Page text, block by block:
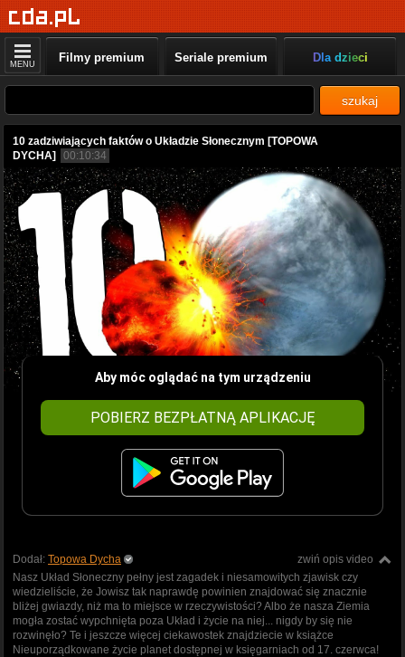
MENU Filmy premium Seriale premium Dla dzieci
szukaj
10 zadziwiających faktów o Układzie Słonecznym [TOPOWA
DYCHA]
00:10:34
Aby móc oglądać na tym urządzeniu
POBIERZ BEZPŁATNĄ APLIKACJĘ
zwiń opis video
Dodał: Topowa Dycha
Nasz Układ Słoneczny pełny jest zagadek i niesamowitych zjawisk czy
wiedzieliście, że Jowisz tak naprawdę powinien znajdować się znacznie
bliżej gwiazdy, niż ma to miejsce w rzeczywistości? Albo że nasza Ziemia
mogła zostać wypchnięta poza Układ i życie na niej... nigdy by się nie
rozwinęło? Te i jeszcze więcej ciekawostek znajdziecie w książce
Nieuporządkowane życie planet dostępnej w księgarniach od 17. czerwca!